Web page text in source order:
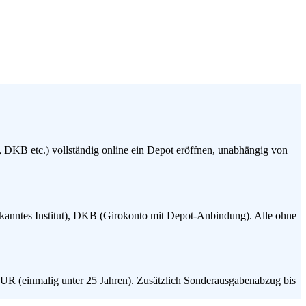
etc.) vollständig online ein Depot eröffnen, unabhängig von
Institut), DKB (Girokonto mit Depot-Anbindung). Alle ohne
(einmalig unter 25 Jahren). Zusätzlich Sonderausgabenabzug bis